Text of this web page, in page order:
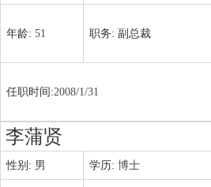
年龄: 51 职务: 副总裁
任职时间:2008/1/31
李蒲贤
性别: 男 学历: 博士